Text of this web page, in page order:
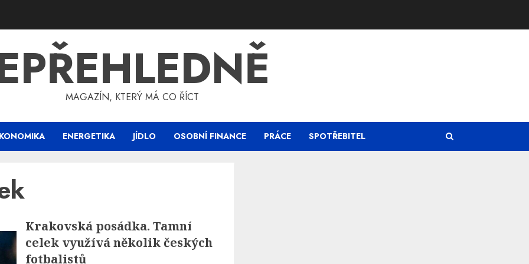
MAGAZÍN, KTERÝ MÁ CO ŘÍCT
ENERGETIKA JÍDLO OSOBNÍ FINANCE PRÁCE SPOTŘEBITEL
Krakovská posádka. Tamní
celek využívá několik českých
fotbalistů